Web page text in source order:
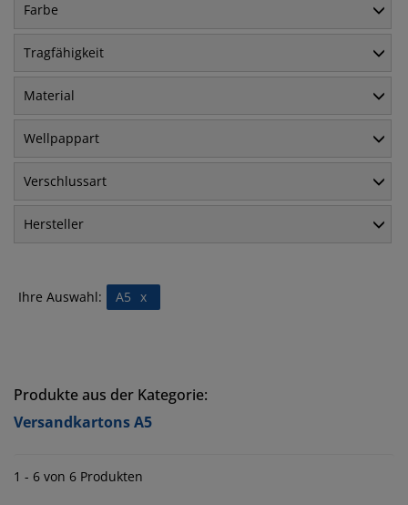
Farbe
Tragfähigkeit
Material
Wellpappart
Verschlussart
Hersteller
Ihre Auswahl: x
A5
Produkte aus der Kategorie:
Versandkartons A5
1 - 6 von 6 Produkten